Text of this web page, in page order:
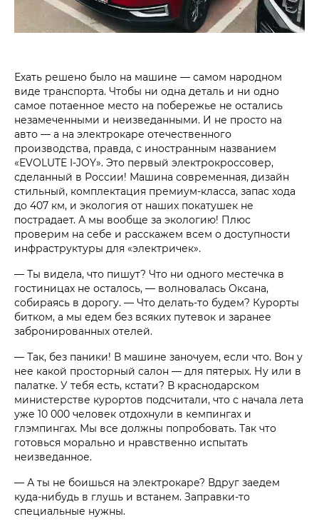
Ехать решено было на машине — самом народном
виде транспорта. Чтобы ни одна деталь и ни одно
самое потаенное место на побережье не остались
незамеченными и неизведанными. И не просто на
авто — а на электрокаре отечественного
производства, правда, с иностранным названием
«EVOLUTE I-JOY». Это первый электрокроссовер,
сделанный в России! Машина современная, дизайн
стильный, комплектация премиум-класса, запас хода
до 407 км, и экология от наших покатушек не
пострадает. А мы вообще за экологию! Плюс
проверим на себе и расскажем всем о доступности
инфраструктуры для «электричек».
— Ты видела, что пишут? Что ни одного местечка в
гостиницах не осталось, — волновалась Оксана,
собираясь в дорогу. — Что делать-то будем? Курорты
битком, а мы едем без всяких путевок и заранее
забронированных отелей.
— Так, без паники! В машине заночуем, если что. Вон у
нее какой просторный салон — для пятерых. Ну или в
палатке. У тебя есть, кстати? В краснодарском
министерстве курортов подсчитали, что с начала лета
уже 10 000 человек отдохнули в кемпингах и
глэмпингах. Мы все должны попробовать. Так что
готовься морально и нравственно испытать
неизведанное.
— А ты не боишься на электрокаре? Вдруг заедем
куда-нибудь в глушь и встанем. Заправки-то
специальные нужны.